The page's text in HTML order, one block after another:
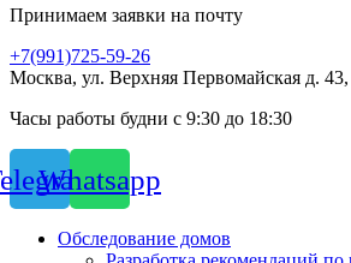
Принимаем заявки на почту
+7(991)725-59-26
Москва, ул. Верхняя Первомайская д.
Часы работы будни с 9:30 до 18:30
Whatsapp
Обследование домов